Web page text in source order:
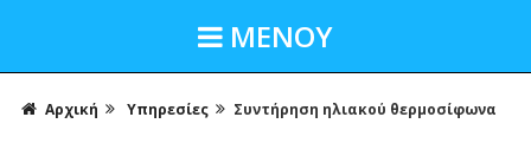
ΜΕΝΟΥ
Αρχική Υπηρεσίες Συντήρηση ηλιακού θερμοσίφωνα